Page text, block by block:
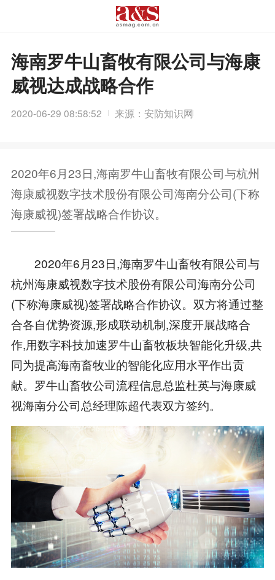
海南罗牛山畜牧有限公司与海康
威视达成战略合作
2020-06-29 08:58:52 来源：安防知识网
2020年6月23日,海南罗牛山畜牧有限公司与杭州
海康威视数字技术股份有限公司海南分公司(下称
海康威视)签署战略合作协议。
2020年6月23日,海南罗牛山畜牧有限公司与
杭州海康威视数字技术股份有限公司海南分公司
(下称海康威视)签署战略合作协议。双方将通过整
合各自优势资源,形成联动机制,深度开展战略合
作,用数字科技加速罗牛山畜牧板块智能化升级,共
同为提高海南畜牧业的智能化应用水平作出贡
献。罗牛山畜牧公司流程信息总监杜英与海康威
视海南分公司总经理陈超代表双方签约。